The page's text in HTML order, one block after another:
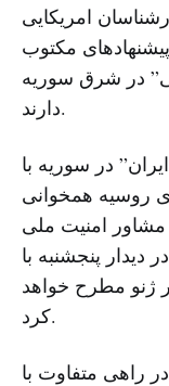
امریکایی
مکتوب
در شرق سوریه
دارند.
در سوریه با
روسیه همخوانی
مشاور امنیت ملی
دیدار پنجشنبه با
ژنو مطرح خواهد
کرد.
راهی متفاوت با